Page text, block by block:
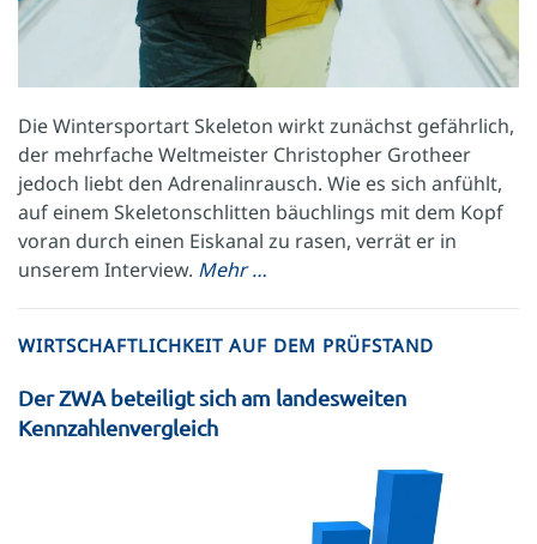
Die Wintersportart Skeleton wirkt zunächst gefährlich,
der mehrfache Weltmeister Christopher Grotheer
jedoch liebt den Adrenalinrausch. Wie es sich anfühlt,
auf einem Skeletonschlitten bäuchlings mit dem Kopf
voran durch einen Eiskanal zu rasen, verrät er in
unserem Interview. Mehr …
WIRTSCHAFTLICHKEIT AUF DEM PRÜFSTAND
Der ZWA beteiligt sich am landesweiten
Kennzahlenvergleich